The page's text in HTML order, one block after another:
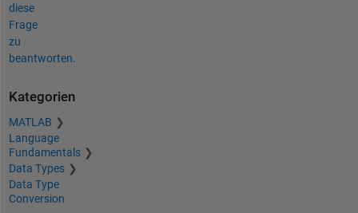
diese
Frage
zu
beantworten.
Kategorien
MATLAB
Language
Fundamentals
Data Types
Data Type
Conversion